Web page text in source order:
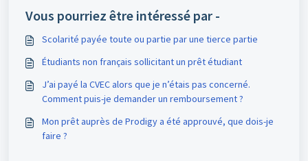
Vous pourriez être intéressé par -
Scolarité payée toute ou partie par une tierce partie
Étudiants non français sollicitant un prêt étudiant
J’ai payé la CVEC alors que je n’étais pas concerné.
Comment puis-je demander un remboursement ?
Mon prêt auprès de Prodigy a été approuvé, que dois-je
faire ?